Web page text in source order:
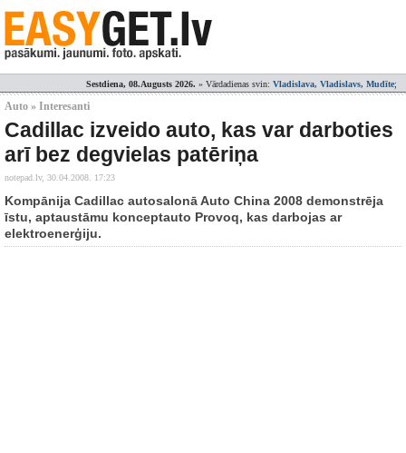
Sestdiena, 08.Augusts 2026. » Vārdadienas svin: Vladislava, Vladislavs, Mudīte;
Auto » Interesanti
Cadillac izveido auto, kas var darboties
arī bez degvielas patēriņa
notepad.lv, 30.04.2008. 17:23
Kompānija Cadillac autosalonā Auto China 2008 demonstrēja
īstu, aptaustāmu konceptauto Provoq, kas darbojas ar
elektroenerģiju.